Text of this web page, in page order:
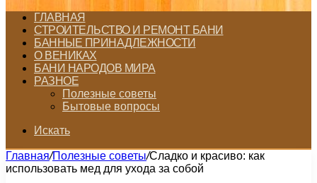
ГЛАВНАЯ
СТРОИТЕЛЬСТВО И РЕМОНТ БАНИ
БАННЫЕ ПРИНАДЛЕЖНОСТИ
О ВЕНИКАХ
БАНИ НАРОДОВ МИРА
РАЗНОЕ
Полезные советы
Бытовые вопросы
Искать
Главная/Полезные советы/Сладко и красиво: как
использовать мед для ухода за собой